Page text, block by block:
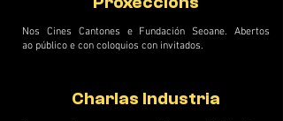
Nos Cines Cantones e Fundación Seoane. Abertos
ao público e con coloquios con invitados.
Charlas Industria